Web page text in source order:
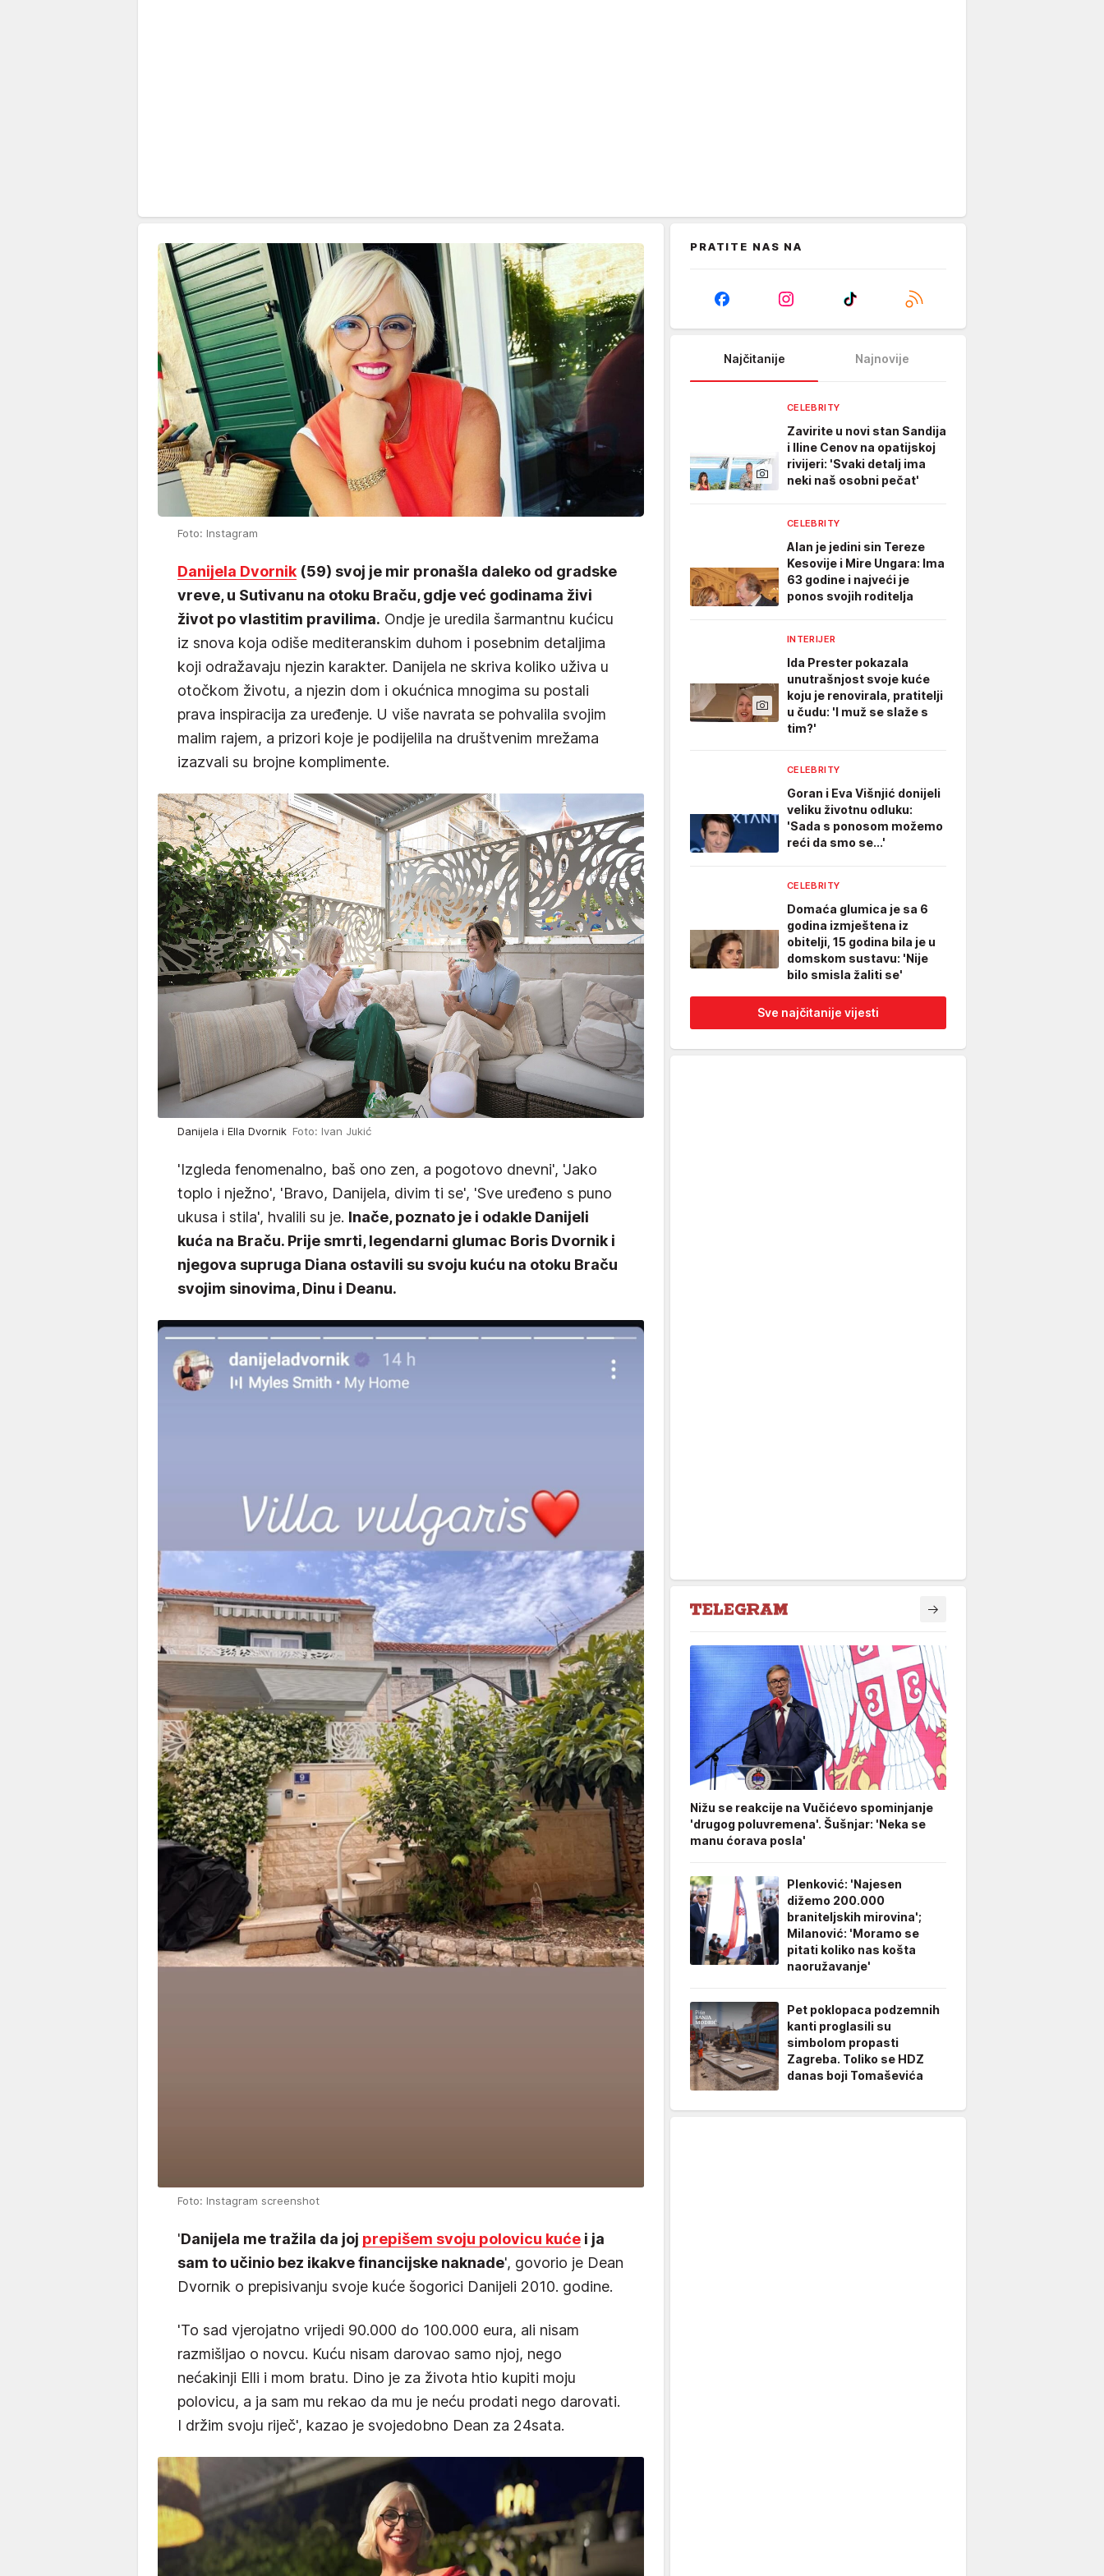
Foto: Instagram
Danijela Dvornik (59) svoj je mir pronašla daleko od gradske
vreve, u Sutivanu na otoku Braču, gdje već godinama živi
život po vlastitim pravilima. Ondje je uredila šarmantnu kućicu
iz snova koja odiše mediteranskim duhom i posebnim detaljima
koji odražavaju njezin karakter. Danijela ne skriva koliko uživa u
otočkom životu, a njezin dom i okućnica mnogima su postali
prava inspiracija za uređenje. U više navrata se pohvalila svojim
malim rajem, a prizori koje je podijelila na društvenim mrežama
izazvali su brojne komplimente.
Danijela i Ella Dvornik Foto: Ivan Jukić
'Izgleda fenomenalno, baš ono zen, a pogotovo dnevni', 'Jako
toplo i nježno', 'Bravo, Danijela, divim ti se', 'Sve uređeno s puno
ukusa i stila', hvalili su je. Inače, poznato je i odakle Danijeli
kuća na Braču. Prije smrti, legendarni glumac Boris Dvornik i
njegova supruga Diana ostavili su svoju kuću na otoku Braču
svojim sinovima, Dinu i Deanu.
Foto: Instagram screenshot
'Danijela me tražila da joj prepišem svoju polovicu kuće i ja
sam to učinio bez ikakve financijske naknade', govorio je Dean
Dvornik o prepisivanju svoje kuće šogorici Danijeli 2010. godine.
'To sad vjerojatno vrijedi 90.000 do 100.000 eura, ali nisam
razmišljao o novcu. Kuću nisam darovao samo njoj, nego
nećakinji Elli i mom bratu. Dino je za života htio kupiti moju
polovicu, a ja sam mu rekao da mu je neću prodati nego darovati.
I držim svoju riječ', kazao je svojedobno Dean za 24sata.
PRATITE NAS NA
Najčitanije Najnovije
CELEBRITY
Zavirite u novi stan Sandija
i Iline Cenov na opatijskoj
rivijeri: 'Svaki detalj ima
neki naš osobni pečat'
CELEBRITY
Alan je jedini sin Tereze
Kesovije i Mire Ungara: Ima
63 godine i najveći je
ponos svojih roditelja
INTERIJER
Ida Prester pokazala
unutrašnjost svoje kuće
koju je renovirala, pratitelji
u čudu: 'I muž se slaže s
tim?'
CELEBRITY
Goran i Eva Višnjić donijeli
veliku životnu odluku:
'Sada s ponosom možemo
reći da smo se...'
CELEBRITY
Domaća glumica je sa 6
godina izmještena iz
obitelji, 15 godina bila je u
domskom sustavu: 'Nije
bilo smisla žaliti se'
Sve najčitanije vijesti
Nižu se reakcije na Vučićevo spominjanje
'drugog poluvremena'. Šušnjar: 'Neka se
manu ćorava posla'
Plenković: 'Najesen
dižemo 200.000
braniteljskih mirovina';
Milanović: 'Moramo se
pitati koliko nas košta
naoružavanje'
Pet poklopaca podzemnih
kanti proglasili su
simbolom propasti
Zagreba. Toliko se HDZ
danas boji Tomaševića